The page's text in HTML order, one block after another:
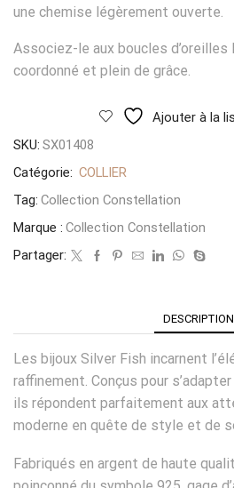
une chemise légèrement ouverte.
Associez-le aux boucles d’oreilles
coordonné et plein de grâce.
Ajouter à la
SKU: SX01408
Catégorie: COLLIER
Tag: Collection Constellation
Marque : Collection Constellation
Partager:
DESCRIPTION
Les bijoux Silver Fish incarnent
raffinement. Conçus pour
ils répondent parfaitement aux
moderne en quête de style et de
Fabriqués en argent de haute